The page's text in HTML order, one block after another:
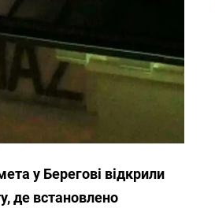
у Берегові відкрили
де встановлено